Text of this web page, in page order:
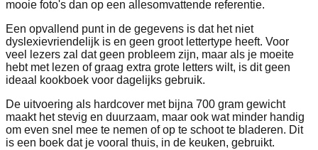
mooie foto's dan op een allesomvattende referentie.
Een opvallend punt in de gegevens is dat het niet
dyslexievriendelijk is en geen groot lettertype heeft. Voor
veel lezers zal dat geen probleem zijn, maar als je moeite
hebt met lezen of graag extra grote letters wilt, is dit geen
ideaal kookboek voor dagelijks gebruik.
De uitvoering als hardcover met bijna 700 gram gewicht
maakt het stevig en duurzaam, maar ook wat minder handig
om even snel mee te nemen of op te schoot te bladeren. Dit
is een boek dat je vooral thuis, in de keuken, gebruikt.